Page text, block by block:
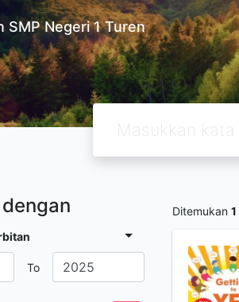
SMP Negeri 1 Turen
To
Ditemukan 1